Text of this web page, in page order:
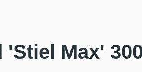
'Stiel Max'